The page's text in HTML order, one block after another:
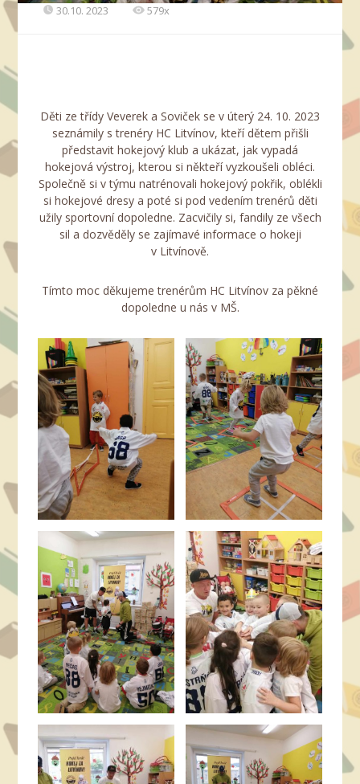
30.10. 2023 579x
Děti ze třídy Veverek a Soviček se v úterý 24. 10. 2023
seznámily s trenéry HC Litvínov, kteří dětem přišli
představit hokejový klub a ukázat, jak vypadá
hokejová výstroj, kterou si někteří vyzkoušeli obléci.
Společně si v týmu natrénovali hokejový pokřik, oblékli
si hokejové dresy a poté si pod vedením trenérů děti
užily sportovní dopoledne. Zacvičily si, fandily ze všech
sil a dozvěděly se zajímavé informace o hokeji
v Litvínově.
Tímto moc děkujeme trenérům HC Litvínov za pěkné
dopoledne u nás v MŠ.